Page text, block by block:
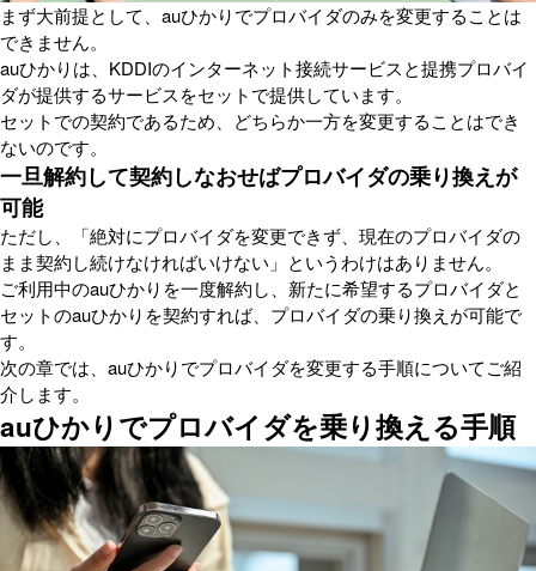
まず大前提として、auひかりでプロバイダのみを変更することは
できません。
auひかりは、KDDIのインターネット接続サービスと提携プロバイ
ダが提供するサービスをセットで提供しています。
セットでの契約であるため、どちらか一方を変更することはでき
ないのです。
一旦解約して契約しなおせばプロバイダの乗り換えが
可能
ただし、「絶対にプロバイダを変更できず、現在のプロバイダの
まま契約し続けなければいけない」というわけはありません。
ご利用中のauひかりを一度解約し、新たに希望するプロバイダと
セットのauひかりを契約すれば、プロバイダの乗り換えが可能で
す。
次の章では、auひかりでプロバイダを変更する手順についてご紹
介します。
auひかりでプロバイダを乗り換える手順